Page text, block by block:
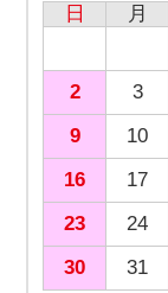
日 月
2
3
9
10
16
17
23
24
30
31